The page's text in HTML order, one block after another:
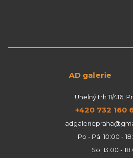
AD galerie
Uhelný trh 11/416,
+420 732 160
Po - Pá: 10:00 -
So: 13:00 -